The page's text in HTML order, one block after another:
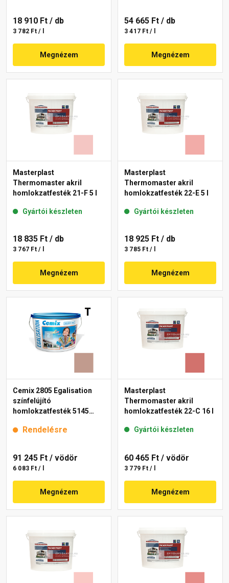
18 910 Ft / db
3 782 Ft / l
Megnézem
54 665 Ft / db
3 417 Ft / l
Megnézem
Masterplast
Thermomaster akril
homlokzatfesték 21-F 5 l
Gyártói készleten
18 835 Ft / db
3 767 Ft / l
Megnézem
Masterplast
Thermomaster akril
homlokzatfesték 22-E 5 l
Gyártói készleten
18 925 Ft / db
3 785 Ft / l
Megnézem
Cemix 2805 Egalisation
színfelújító
homlokzatfesték 5145
Rendelésre
91 245 Ft / vödör
6 083 Ft / l
Megnézem
Masterplast
Thermomaster akril
homlokzatfesték 22-C 16 l
Gyártói készleten
60 465 Ft / vödör
3 779 Ft / l
Megnézem